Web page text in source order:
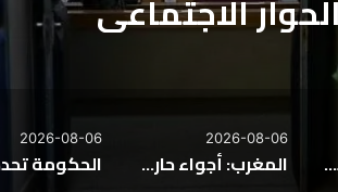
الاجتماعي
الحكومة: اعتماد نظام 8 ساعات إلزامي في الحراسة الخاصة ومنع صفقات 12 ساعة
2026-08-06
المغرب: أجواء حارة وزخات مطرية متوقعة يوم الجمعة
2026-08-06